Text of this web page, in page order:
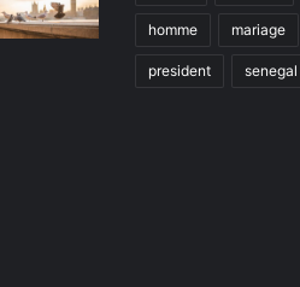
homme mariage
president senegal